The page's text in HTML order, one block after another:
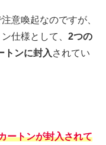
意喚起なのですが、
仕様として、 2つの
トンに封入 されてい
ートンが封入されて